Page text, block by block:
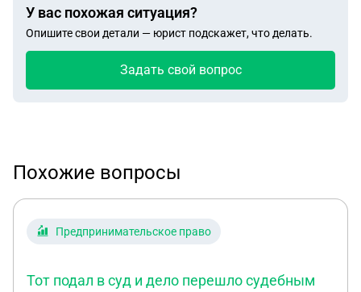
У вас похожая ситуация?
Опишите свои детали — юрист подскажет, что делать.
Задать свой вопрос
Похожие вопросы
Предпринимательское право
Тот подал в суд и дело перешло судебным